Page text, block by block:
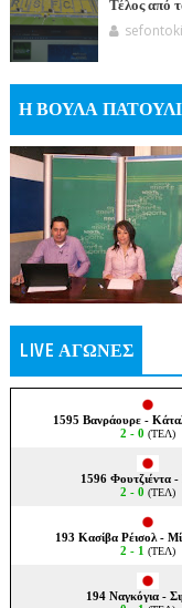
Τέλος από
Η ΒΟΥΛΑ
LIVE ΑΓΩΝΕΣ